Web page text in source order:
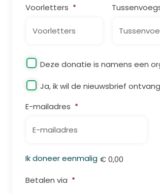
Voorletters *
Organisatie
Deze donatie is namens een
Nieuwsbrief
Ja, ik wil de nieuwsbrief
E-mailadres *
Totaal
iDeal
Ik doneer eenmalig € 0,00
Betalen via *